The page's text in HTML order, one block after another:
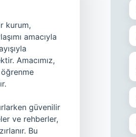
kurum,
amacıyla
Amacımız,
öğrenme
güvenilir
ve rehberler,
Bu